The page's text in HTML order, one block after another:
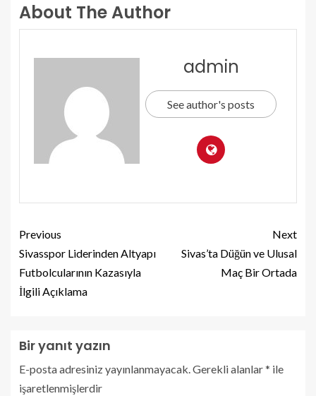
About The Author
admin
See author's posts
Previous
Sivasspor Liderinden Altyapı
Futbolcularının Kazasıyla
İlgili Açıklama
Next
Sivas’ta Düğün ve Ulusal
Maç Bir Ortada
Bir yanıt yazın
E-posta adresiniz yayınlanmayacak.Gerekli alanlar* ile
işaretlenmişlerdir